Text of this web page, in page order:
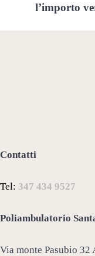
l’importo
Contatti
Tel: 347 434 9527
Poliambulatorio
Via monte Pasubio 32